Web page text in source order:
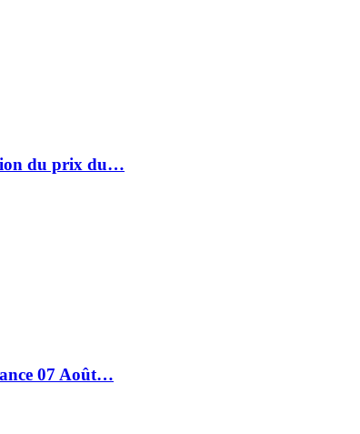
du prix du…
07 Août…